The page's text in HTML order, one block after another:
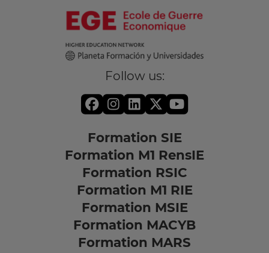
Follow us:
Formation SIE
Formation M1 RensIE
Formation RSIC
Formation M1 RIE
Formation MSIE
Formation MACYB
Formation MARS